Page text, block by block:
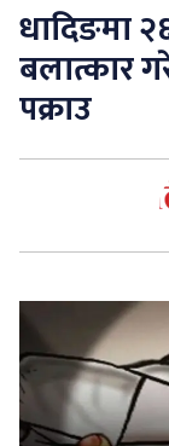
कृषि/सहकारी
साहित्य / संस्कृति
प्रवास
धादिङमा
बलात्कार
पक्राउ